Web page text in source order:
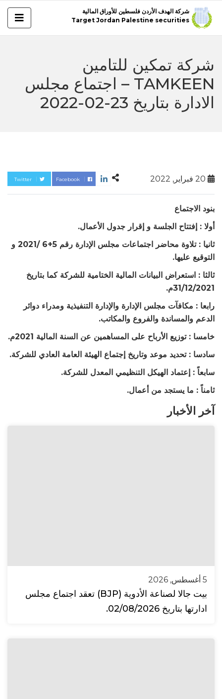
شركة الهدف الأردن فلسطين للأوراق المالية
Target Jordan Palestine securities
شركة تمكين للتامين
TAMKEEN – اجتماع مجلس
الادارة بتاريخ 23-02-2022
Twitter Facebook
بنود الاجتماع
أولا : إفتتاح الجلسة و إقرار جدول الأعمال.
ثانيا : تلاوة محاضر اجتماعات مجلس الإدارة رقم 5+6 /2021 و
التوقيع عليها.
ثالثا : استعراض البيانات المالية الختامية للشركة كما بتاريخ
31/12/2021م.
رابعا : مكافآت مجلس الإدارة والإدارة التنفيذية ومدراء دوائر
الدعم والمساندة والفروع والمكاتب.
خامسا : توزيع الأرباح على المساهمين عن السنة المالية 2021م.
سادسا : تحديد موعد وتاريخ إجتماع الهيئة العامة العادي للشركة.
سابعاً : إعتماد الهيكل التنظيمي المعدل للشركة.
ثامناً : ما يستجد من أعمال.
آخر الأخبار
5 أغسطس, 2026
بيت جالا لصناعة الأدوية (BJP) تعقد اجتماع مجلس
ادارتها بتاريخ 02/08/2026.